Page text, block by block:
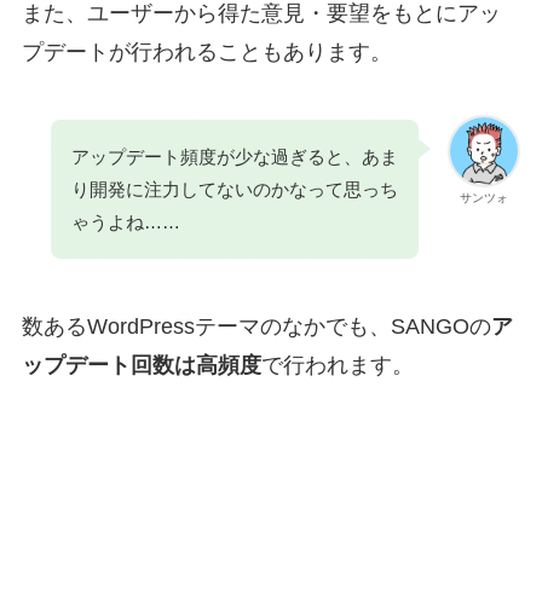
また、ユーザーから得た意見・要望をもとにアッ
プデートが行われることもあります。
サンツォ
アップデート頻度が少な過ぎると、あま
り開発に注力してないのかなって思っち
ゃうよね……
数あるWordPressテーマのなかでも、SANGOのア
ップデート回数は高頻度で行われます。